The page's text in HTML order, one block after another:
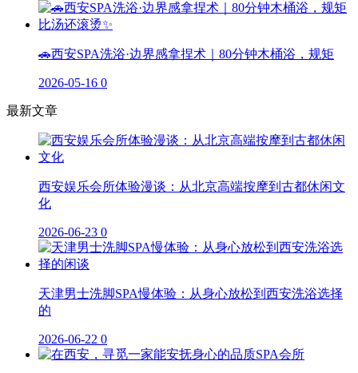
🚗西安SPA洗浴·边界感拿捏术｜80分钟木桶浴，规矩
2026-05-16 0
最新文章
西安娱乐会所体验漫谈：从北京高端按摩到古都休闲文
化
2026-06-23 0
天津男士洗脚SPA慢体验：从身心放松到西安洗浴选择
的
2026-06-22 0